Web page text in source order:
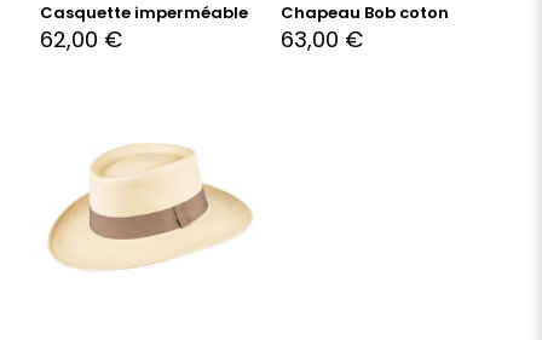
Casquette imperméable
62,00 €
Chapeau Bob coton
63,00 €